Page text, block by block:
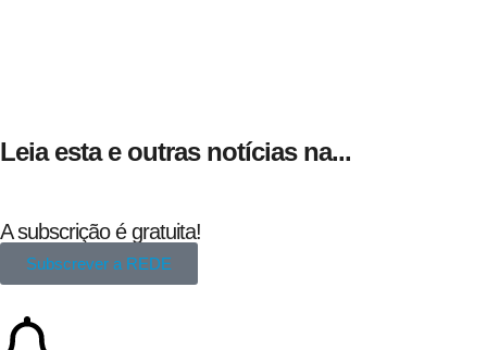
Leia esta e outras notícias na...
A subscrição é gratuita!
Subscrever a REDE